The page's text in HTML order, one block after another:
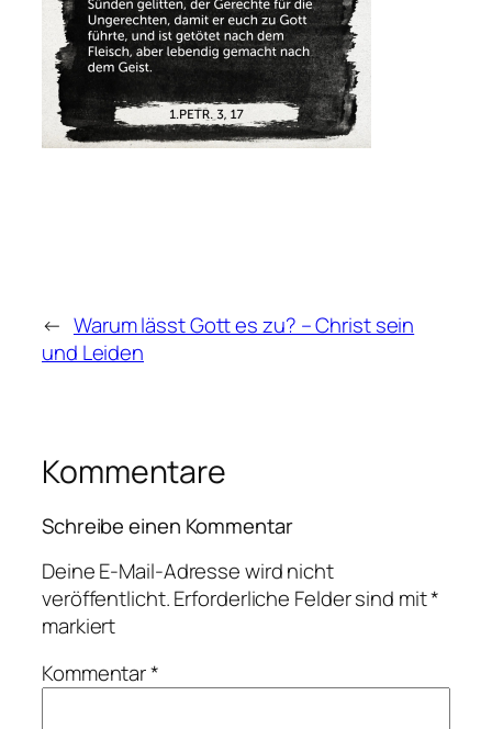
← Warum lässt Gott es zu? – Christ sein
und Leiden
Kommentare
Schreibe einen Kommentar
Deine E-Mail-Adresse wird nicht
veröffentlicht.Erforderliche Felder sind mit*
markiert
Kommentar*